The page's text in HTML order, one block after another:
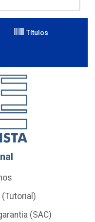
Títulos
(SAC)